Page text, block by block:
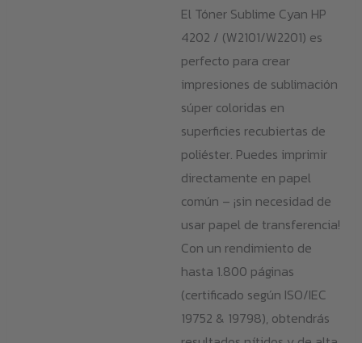
El Tóner Sublime Cyan HP
4202 / (W2101/W2201) es
perfecto para crear
impresiones de sublimación
súper coloridas en
superficies recubiertas de
poliéster. Puedes imprimir
directamente en papel
común – ¡sin necesidad de
usar papel de transferencia!
Con un rendimiento de
hasta 1.800 páginas
(certificado según ISO/IEC
19752 & 19798), obtendrás